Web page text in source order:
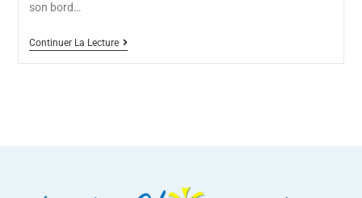
son bord…
Continuer La Lecture